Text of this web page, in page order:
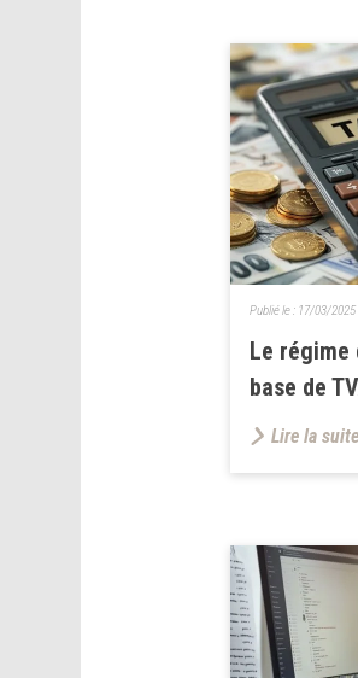
Le régime
base de
Publié le : 17/03/2025
Lire la suite